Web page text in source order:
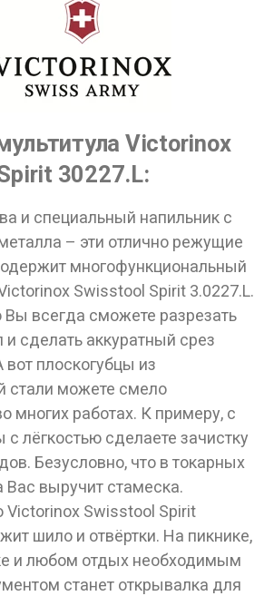
Victorinox
30227.L:
и специальный напильник с
– эти отлично режущие
многофункциональный
Swisstool Spirit 3.0227.L.
всегда сможете разрезать
и сделать аккуратный срез
плоскогубцы из
стали можете смело
многих работах. К примеру, с
лёгкостью сделаете зачистку
Безусловно, что в токарных
Вас выручит стамеска.
Victorinox Swisstool Spirit
шило и отвёртки. На пикнике,
и любом отдых необходимым
станет открывалка для
достигшим 18 лет!
18 лет?
ДА НЕТ